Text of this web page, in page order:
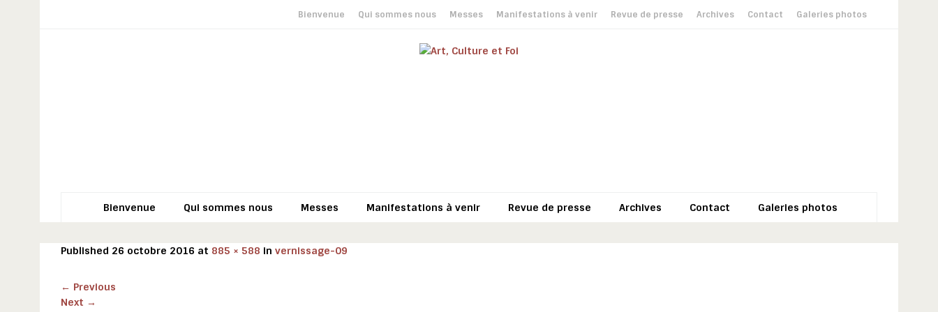
Bienvenue Qui sommes nous Messes Manifestations à venir Revue de presse Archives Contact Galeries photos
Bienvenue Qui sommes nous Messes Manifestations à venir Revue de presse Archives Contact Galeries photos
Published 26 octobre 2016 at 885 × 588 in vernissage-09
← Previous
Next →